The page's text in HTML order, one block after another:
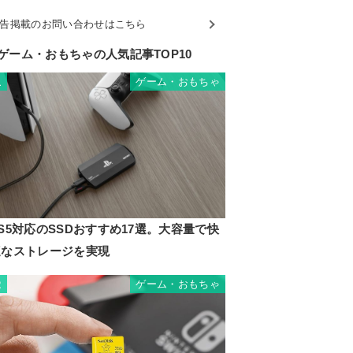
掲載のお問い合わせはこちら
ーム・おもちゃの人気記事TOP10
ゲーム・おもちゃ
対応のSSDおすすめ17選。大容量で快
ストレージを実現
ゲーム・おもちゃ